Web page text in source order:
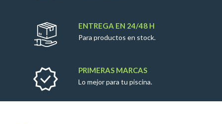
ENTREGA EN 24/48 H
Para productos en stock.
PRIMERAS MARCAS
Lo mejor para tu piscina.